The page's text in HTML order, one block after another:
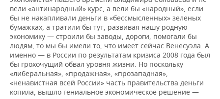
вели «антинародный» курс, а вели бы «народный», если
бы не накапливали деньги в «бессмысленных» зеленых
бумажках, а тратили бы тут, развивая нашу родную
экономику — строили бы заводы, дороги, помогали бы
людям, то мы бы имели то, что имеет сейчас Венесуэла. А
именно — в России по результатам кризиса 2008 года был
бы грохочущий обвал уровня жизни. Но поскольку
«либеральная», «продажная», «прозападная»,
«ненавистная всей России» часть правительства деньги
копила, вышло гениальное экономическое решение —